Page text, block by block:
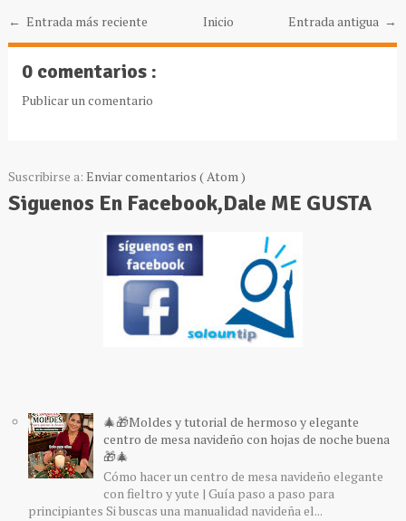
← Entrada más reciente Entrada antigua →
Inicio
0 comentarios :
Publicar un comentario
Suscribirse a: Enviar comentarios ( Atom )
Siguenos En Facebook,Dale ME GUSTA
🎄🎁Moldes y tutorial de hermoso y elegante
centro de mesa navideño con hojas de noche buena
🎁🎄
Cómo hacer un centro de mesa navideño elegante
con fieltro y yute | Guía paso a paso para
principiantes Si buscas una manualidad navideña el...